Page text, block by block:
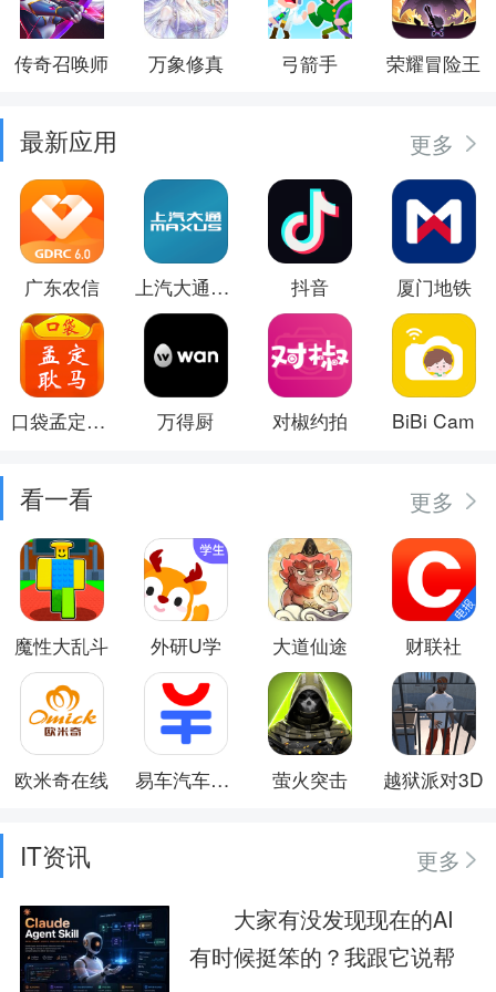
传奇召唤师 万象修真 弓箭手 荣耀冒险王
最新应用 更多
广东农信 上汽大通MAXUS 抖音 厦门地铁
口袋孟定耿马 万得厨 对椒约拍 BiBi Cam
看一看 更多
魔性大乱斗 外研U学 大道仙途 财联社
欧米奇在线 易车汽车报价 萤火突击 越狱派对3D
IT资讯
更多
大家有没发现现在的AI
有时候挺笨的？我跟它说帮